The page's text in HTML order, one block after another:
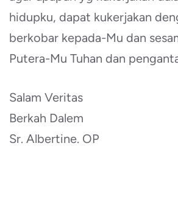
hidupku, dapat kukerjakan
berkobar kepada-Mu dan
Putera-Mu Tuhan dan
Salam Veritas
Berkah Dalem
Sr. Albertine. OP